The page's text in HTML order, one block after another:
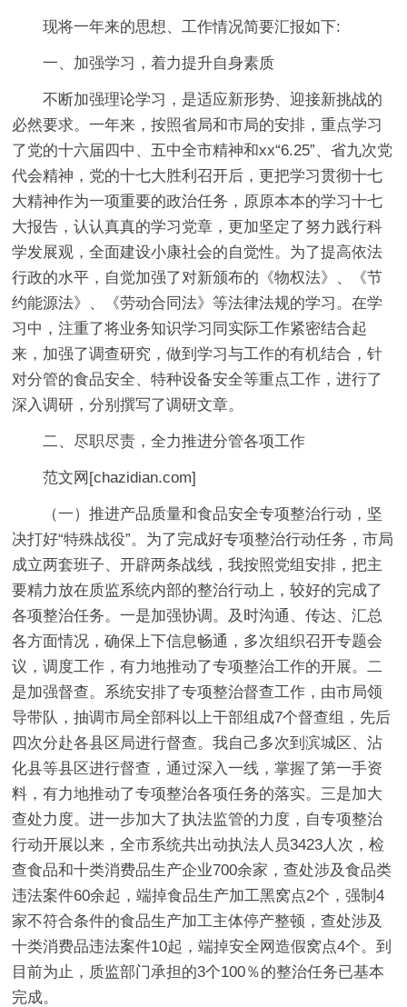
现将一年来的思想、工作情况简要汇报如下:
一、加强学习，着力提升自身素质
不断加强理论学习，是适应新形势、迎接新挑战的
必然要求。一年来，按照省局和市局的安排，重点学习
了党的十六届四中、五中全市精神和xx“6.25”、省九次党
代会精神，党的十七大胜利召开后，更把学习贯彻十七
大精神作为一项重要的政治任务，原原本本的学习十七
大报告，认认真真的学习党章，更加坚定了努力践行科
学发展观，全面建设小康社会的自觉性。为了提高依法
行政的水平，自觉加强了对新颁布的《物权法》、《节
约能源法》、《劳动合同法》等法律法规的学习。在学
习中，注重了将业务知识学习同实际工作紧密结合起
来，加强了调查研究，做到学习与工作的有机结合，针
对分管的食品安全、特种设备安全等重点工作，进行了
深入调研，分别撰写了调研文章。
二、尽职尽责，全力推进分管各项工作
范文网[chazidian.com]
（一）推进产品质量和食品安全专项整治行动，坚
决打好“特殊战役”。为了完成好专项整治行动任务，市局
成立两套班子、开辟两条战线，我按照党组安排，把主
要精力放在质监系统内部的整治行动上，较好的完成了
各项整治任务。一是加强协调。及时沟通、传达、汇总
各方面情况，确保上下信息畅通，多次组织召开专题会
议，调度工作，有力地推动了专项整治工作的开展。二
是加强督查。系统安排了专项整治督查工作，由市局领
导带队，抽调市局全部科以上干部组成7个督查组，先后
四次分赴各县区局进行督查。我自己多次到滨城区、沾
化县等县区进行督查，通过深入一线，掌握了第一手资
料，有力地推动了专项整治各项任务的落实。三是加大
查处力度。进一步加大了执法监管的力度，自专项整治
行动开展以来，全市系统共出动执法人员3423人次，检
查食品和十类消费品生产企业700余家，查处涉及食品类
违法案件60余起，端掉食品生产加工黑窝点2个，强制4
家不符合条件的食品生产加工主体停产整顿，查处涉及
十类消费品违法案件10起，端掉安全网造假窝点4个。到
目前为止，质监部门承担的3个100％的整治任务已基本
完成。